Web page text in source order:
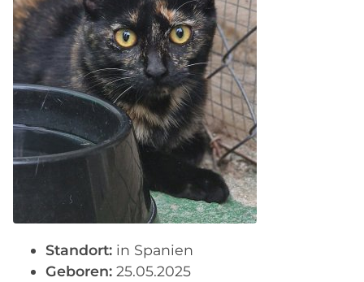
Standort: in Spanien
Geboren: 25.05.2025